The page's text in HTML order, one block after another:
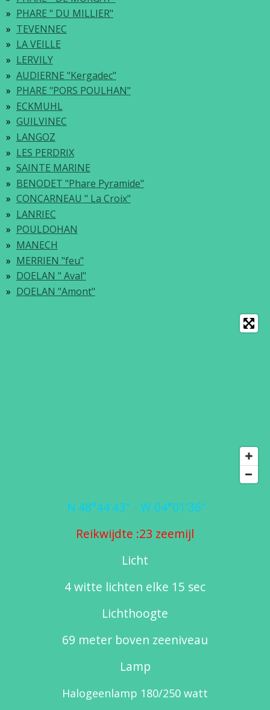
PHARE " DU MILLIER"
TEVENNEC
LA VEILLE
LERVILY
AUDIERNE "Kergadec"
PHARE "PORS POULHAN"
ECKMUHL
GUILVINEC
LANGOZ
LES PERDRIX
SAINTE MARINE
BENODET "Phare Pyramide"
CONCARNEAU " La Croix"
LANRIEC
POULDOHAN
MANECH
MERRIEN "feu"
DOELAN " Aval"
DOELAN "Amont"
N 48°44'43" - W 04°01'36"
Reikwijdte :23 zeemijl
Licht
4 witte lichten elke 15 sec
Lichthoogte
69 meter boven zeeniveau
Lamp
Halogeenlamp 180/250 watt